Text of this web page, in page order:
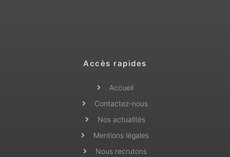
Accès rapides
Accueil
Contactez-nous
Nos actualités
Mentions légales
Nous recrutons